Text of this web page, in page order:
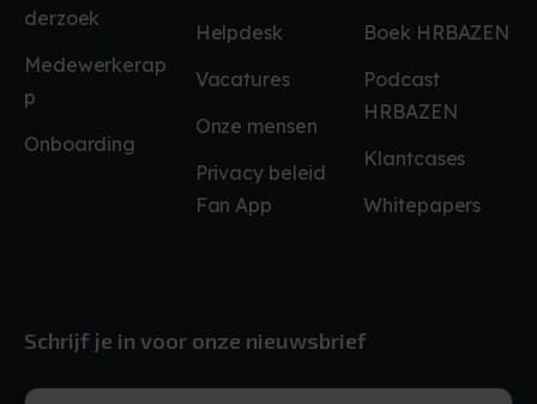
derzoek
Medewerkerap
p
Onboarding
Helpdesk
Vacatures
Onze mensen
Privacy beleid
Fan App
Boek HRBAZEN
Podcast
HRBAZEN
Klantcases
Whitepapers
Schrijf je in voor onze nieuwsbrief